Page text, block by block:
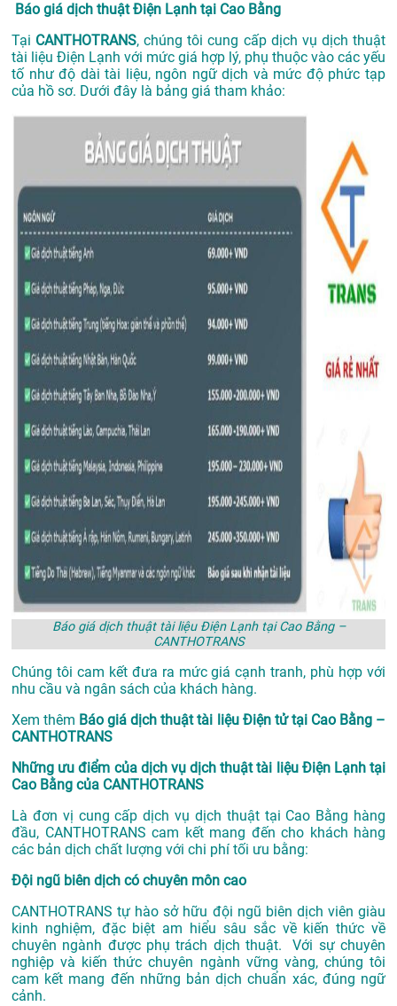
Báo giá dịch thuật Điện Lạnh tại Cao Bằng
Tại CANTHOTRANS, chúng tôi cung cấp dịch vụ dịch thuật
tài liệu Điện Lạnh với mức giá hợp lý, phụ thuộc vào các yếu
tố như độ dài tài liệu, ngôn ngữ dịch và mức độ phức tạp
của hồ sơ. Dưới đây là bảng giá tham khảo:
Báo giá dịch thuật tài liệu Điện Lạnh tại Cao Bằng –
CANTHOTRANS
Chúng tôi cam kết đưa ra mức giá cạnh tranh, phù hợp với
nhu cầu và ngân sách của khách hàng.
Xem thêm Báo giá dịch thuật tài liệu Điện tử tại Cao Bằng –
CANTHOTRANS
Những ưu điểm của dịch vụ dịch thuật tài liệu Điện Lạnh tại
Cao Bằng của CANTHOTRANS
Là đơn vị cung cấp dịch vụ dịch thuật tại Cao Bằng hàng
đầu, CANTHOTRANS cam kết mang đến cho khách hàng
các bản dịch chất lượng với chi phí tối ưu bằng:
Đội ngũ biên dịch có chuyên môn cao
CANTHOTRANS tự hào sở hữu đội ngũ biên dịch viên giàu
kinh nghiệm, đặc biệt am hiểu sâu sắc về kiến thức về
chuyên ngành được phụ trách dịch thuật. Với sự chuyên
nghiệp và kiến thức chuyên ngành vững vàng, chúng tôi
cam kết mang đến những bản dịch chuẩn xác, đúng ngữ
cảnh.